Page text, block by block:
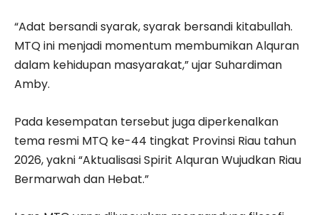
“Adat bersandi syarak, syarak bersandi kitabullah.
MTQ ini menjadi momentum membumikan Alquran
dalam kehidupan masyarakat,” ujar Suhardiman
Amby.
Pada kesempatan tersebut juga diperkenalkan
tema resmi MTQ ke-44 tingkat Provinsi Riau tahun
2026, yakni “Aktualisasi Spirit Alquran Wujudkan Riau
Bermarwah dan Hebat.”